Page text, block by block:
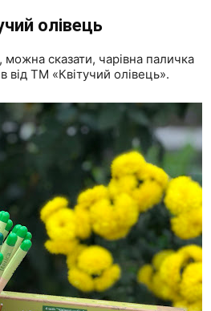
олівець
можна сказати, чарівна паличка
від ТМ «Квітучий олівець».